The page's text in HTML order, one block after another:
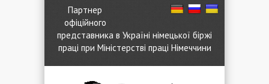
Партнер
офіційного
представника в Україні німецької біржі
праці при Міністерстві праці Німеччини